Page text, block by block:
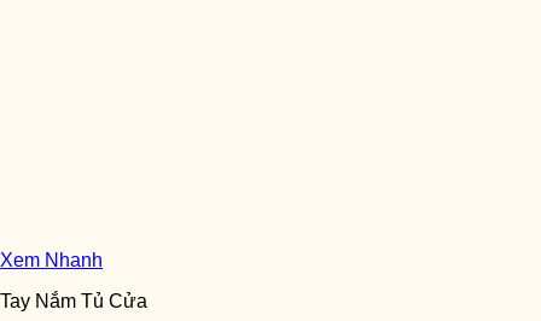
Xem Nhanh
Tay Nắm Tủ Cửa